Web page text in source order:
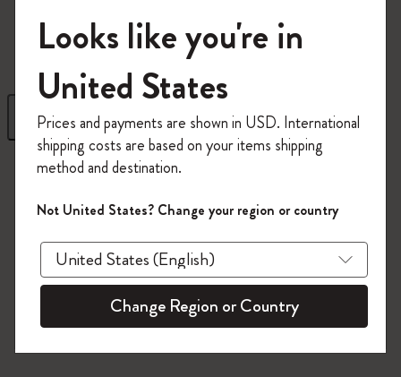
める
フィルター 並び替え
2 プロダクツ
モレスキンの世界へようこそ
「WELCOME10」を入力すると、初回注
文が10%オフ＋送料無料になります。セ
ール・アウトレット品は適用外。
Moleskineアカウントを作成して限定オフ
ァーや会員特典、さらに多くのインスピ
レーションを手に入れましょう。
今すぐ会員登録 !
Looks like you're in
United States
Prices and payments are shown in USD. International
shipping costs are based on your items shipping
method and destination.
Not United States? Change your region or country
Change Region or Country